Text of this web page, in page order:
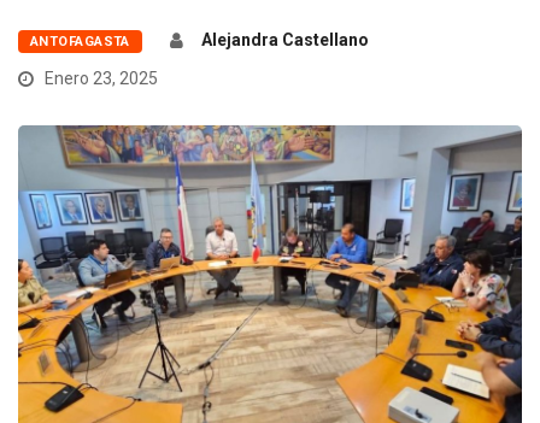
ANTOFAGASTA
Alejandra Castellano
Enero 23, 2025